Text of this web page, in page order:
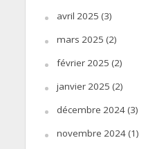
avril 2025 (3)
mars 2025 (2)
février 2025 (2)
janvier 2025 (2)
décembre 2024(3)
novembre 2024(1)